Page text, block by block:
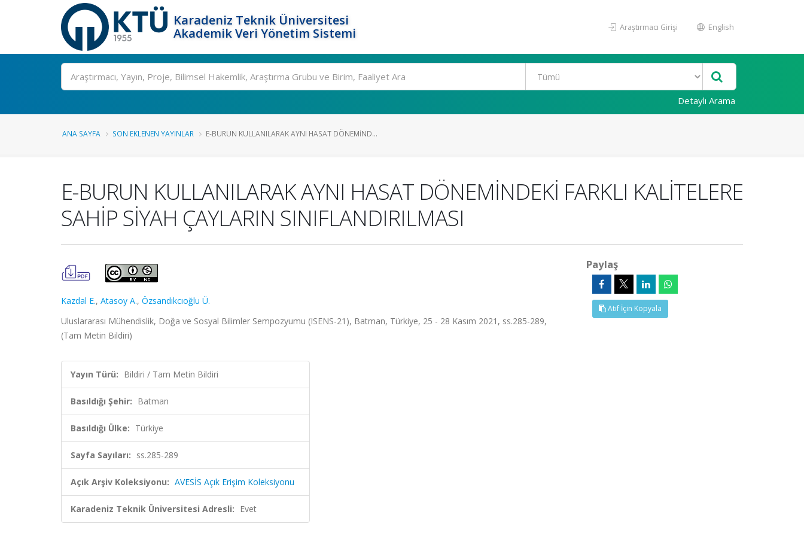
Karadeniz Teknik Üniversitesi
Akademik Veri Yönetim Sistemi
Araştırmacı Girişi English
Ara
Detaylı Arama
ANA SAYFA SON EKLENEN YAYINLAR E-BURUN KULLANILARAK AYNI HASAT DÖNEMİND...
E-BURUN KULLANILARAK AYNI HASAT DÖNEMİNDEKİ FARKLI KALİTELERE
SAHİP SİYAH ÇAYLARIN SINIFLANDIRILMASI
Kazdal E., Atasoy A., Özsandıkcıoğlu Ü.
Uluslararası Mühendislik, Doğa ve Sosyal Bilimler Sempozyumu (ISENS-21), Batman, Türkiye, 25 - 28 Kasım 2021, ss.285-289,
(Tam Metin Bildiri)
Yayın Türü: Bildiri / Tam Metin Bildiri
Basıldığı Şehir: Batman
Basıldığı Ülke: Türkiye
Sayfa Sayıları: ss.285-289
Açık Arşiv Koleksiyonu: AVESİS Açık Erişim Koleksiyonu
Karadeniz Teknik Üniversitesi Adresli: Evet
Paylaş
Atıf İçin Kopyala